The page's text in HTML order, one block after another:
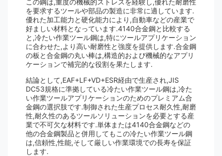
この鋼は,重度の機械的ストレスを経験し,優れた耐磨性
を要求するツールや部品の製造に非常に適しています.
優れた加工能力と硬化能力により,自動車などの産業で
好ましい材料となっています.4140合金鋼と比較する
と,冷たい作業ツール鋼は,特にツールアプリケーション
に合わせた,より高い耐磨性と強度を提供します.合金鋼
の板と合金鋼の丸い棒は,構造的および機械的なアプリ
ケーションで補完的な役割を果たします.
結論として,EAF+LF+VD+ESR経由で生産され,JIS
DC53規格に準拠している冷たい作業ツール鋼は,冷た
い作業ツールアプリケーションのためのプレミアム合
金鋼の選択肢です.制御された生産プロセス耐久性,耐磨
性,耐久性のあるツールソリューションを必要とする産
業で不可欠な材料です.単体または4140合金鋼などの
他の合金鋼製品と併用してもこの冷たい作業ツール鋼
は,信頼性,性能,そして厳しい作業環境での長寿を保証
します.